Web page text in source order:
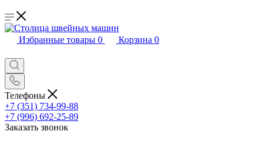
Избранные товары 0 Корзина 0
Телефоны
+7 (351) 734-99-88
+7 (996) 692-25-89
Заказать звонок